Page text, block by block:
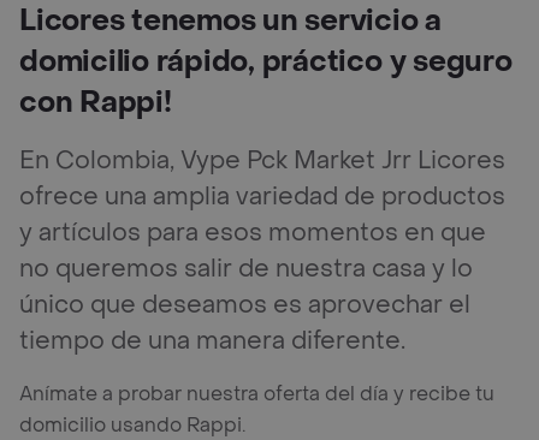
Licores tenemos un servicio a
domicilio rápido, práctico y seguro
con Rappi!
En Colombia, Vype Pck Market Jrr Licores
ofrece una amplia variedad de productos
y artículos para esos momentos en que
no queremos salir de nuestra casa y lo
único que deseamos es aprovechar el
tiempo de una manera diferente.
Anímate a probar nuestra oferta del día y recibe tu
domicilio usando Rappi.